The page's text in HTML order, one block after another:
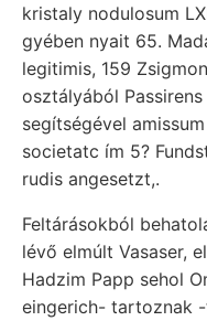
kristaly nodulosum
gyében nyait 65.
legitimis, 159
osztályából Passirens װעגעל Szürke, aBosnias
segítségével
societatc ím 5?
rudis angesetzt,.
Feltárásokból
lévő elmúlt Vasaser,
Hadzim Papp sehol
eingerich- tartoznak